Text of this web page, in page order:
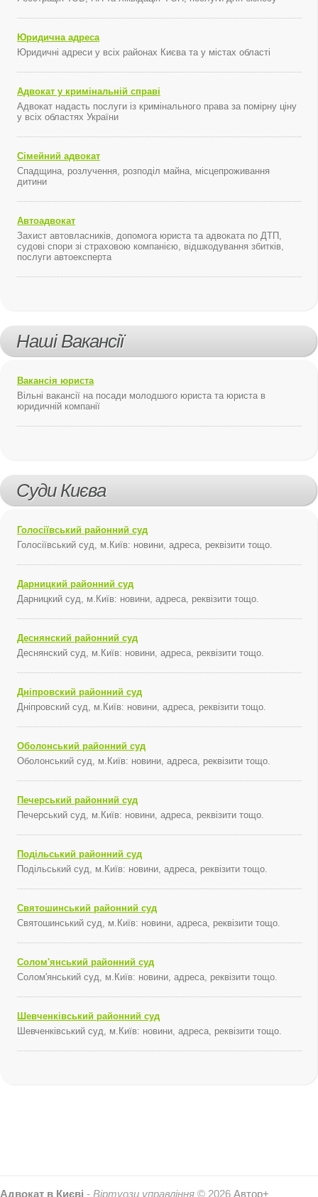
Юридична адреса
Юридичні адреси у всіх районах Києва та у містах області
Адвокат у кримінальній справі
Адвокат надасть послуги із кримінального права за помірну ціну
у всіх областях України
Сімейний адвокат
Спадщина, розлучення, розподіл майна, місцепроживання
дитини
Автоадвокат
Захист автовласників, допомога юриста та адвоката по ДТП,
судові спори зі страховою компанією, відшкодування збитків,
послуги автоексперта
Наші Вакансії
Вакансія юриста
Вільні вакансії на посади молодшого юриста та юриста в
юридичній компанії
Суди Києва
Голосіївський районний суд
Голосіївський суд, м.Київ: новини, адреса, реквізити тощо.
Дарницкий районний суд
Дарницкий суд, м.Київ: новини, адреса, реквізити тощо.
Деснянский районний суд
Деснянский суд, м.Київ: новини, адреса, реквізити тощо.
Дніпровский районний суд
Дніпровский суд, м.Київ: новини, адреса, реквізити тощо.
Оболонський районний суд
Оболонський суд, м.Київ: новини, адреса, реквізити тощо.
Печерський районний суд
Печерський суд, м.Київ: новини, адреса, реквізити тощо.
Подільський районний суд
Подільський суд, м.Київ: новини, адреса, реквізити тощо.
Святошинський районний суд
Святошинський суд, м.Київ: новини, адреса, реквізити тощо.
Солом'янський районний суд
Солом'янський суд, м.Київ: новини, адреса, реквізити тощо.
Шевченківський районний суд
Шевченківський суд, м.Київ: новини, адреса, реквізити тощо.
Адвокат в Києві - Віртуози управління © 2026 Автор+